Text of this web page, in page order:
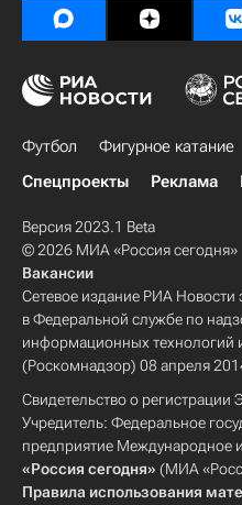
Футбол Фигурное катание
Спецпроекты
Реклама
Версия 2023.1 Beta
© 2026 МИА «Россия сегодня»
Вакансии
Сетевое издание РИА Новости
в Федеральной службе по
информационных технологий
(Роскомнадзор) 08 апреля
Свидетельство о
Учредитель: Федеральное
предприятие Международное
«Россия сегодня» (МИА
Правила использования